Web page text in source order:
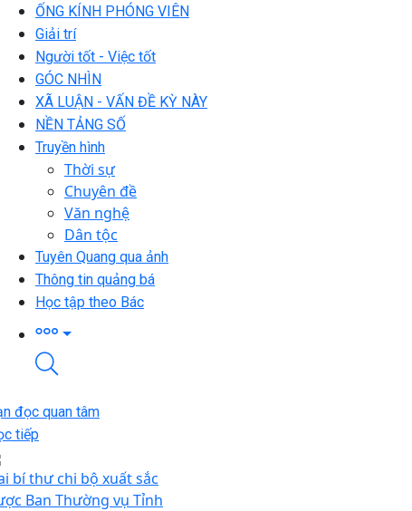
ỐNG KÍNH PHÓNG VIÊN
Giải trí
Người tốt - Việc tốt
GÓC NHÌN
XÃ LUẬN - VẤN ĐỀ KỲ NÀY
NỀN TẢNG SỐ
Truyền hình
Thời sự
Chuyên đề
Văn nghệ
Dân tộc
Tuyên Quang qua ảnh
Thông tin quảng bá
Học tập theo Bác
đọc quan tâm
tiếp
bí thư chi bộ xuất sắc
Ban Thường vụ Tỉnh